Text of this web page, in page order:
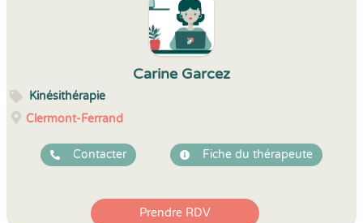
Carine Garcez
Kinésithérapie
Clermont-Ferrand
Contacter Fiche du thérapeute
Prendre RDV